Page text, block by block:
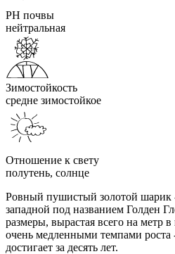
PH почвы
нейтральная
Зимостойкость
средне зимостойкое
Отношение к свету
полутень, солнце
Ровный пушистый золотой шарик
западной под названием Голден
размеры, вырастая всего на метр
очень медленными темпами роста
достигает за десять лет.